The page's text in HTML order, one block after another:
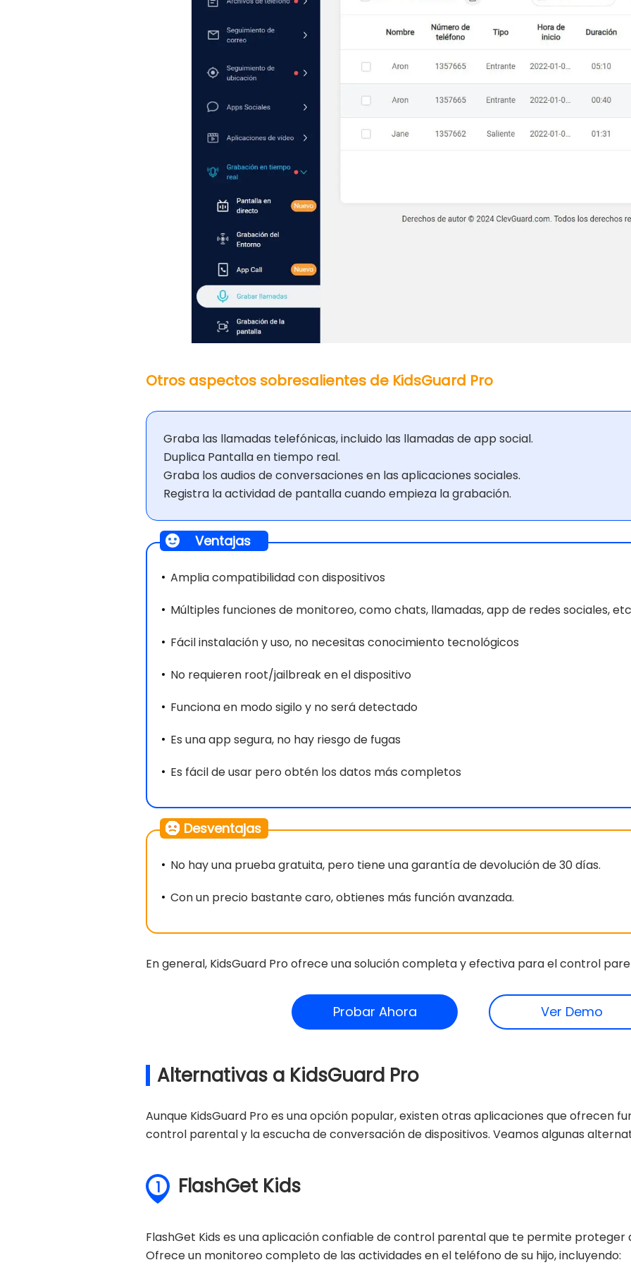
Otros aspectos sobresalientes de KidsGuard Pro
Graba las llamadas telefónicas, incluido las llamadas de app social.
Duplica Pantalla en tiempo real.
Graba los audios de conversaciones en las aplicaciones sociales.
Registra la actividad de pantalla cuando empieza la grabación.
Ventajas
Amplia compatibilidad con dispositivos
Múltiples funciones de monitoreo, como chats, llamadas, app de redes sociales,
Fácil instalación y uso, no necesitas conocimiento tecnológicos
No requieren root/jailbreak en el dispositivo
Funciona en modo sigilo y no será detectado
Es una app segura, no hay riesgo de fugas
Es fácil de usar pero obtén los datos más completos
Desventajas
No hay una prueba gratuita, pero tiene una garantía de devolución de 30 días.
Con un precio bastante caro, obtienes más función avanzada.
En general, KidsGuard Pro ofrece una solución completa y efectiva para el control
Probar Ahora Ver Demo
Alternativas a KidsGuard Pro
Aunque KidsGuard Pro es una opción popular, existen otras aplicaciones que ofrecen
control parental y la escucha de conversación de dispositivos. Veamos algunas
1 FlashGet Kids
FlashGet Kids es una aplicación confiable de control parental que te permite proteger
Ofrece un monitoreo completo de las actividades en el teléfono de su hijo, incluyendo: